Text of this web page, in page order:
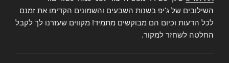
השילובים של ג'יפ בשנות השבעים והשמונים הקדימו את זמנם
לכל הדעות וכיום הם מבוקשים מתמיד! מקווים שעזרנו לך לקבל
החלטה לשחזר למקור.